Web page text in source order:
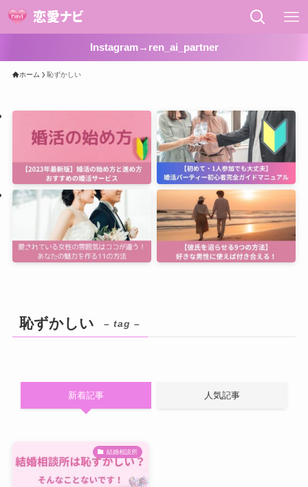
Instagram→ren_ai_partner
ホーム 恥ずかしい
恥ずかしい – tag –
新着記事 人気記事
結婚相談所